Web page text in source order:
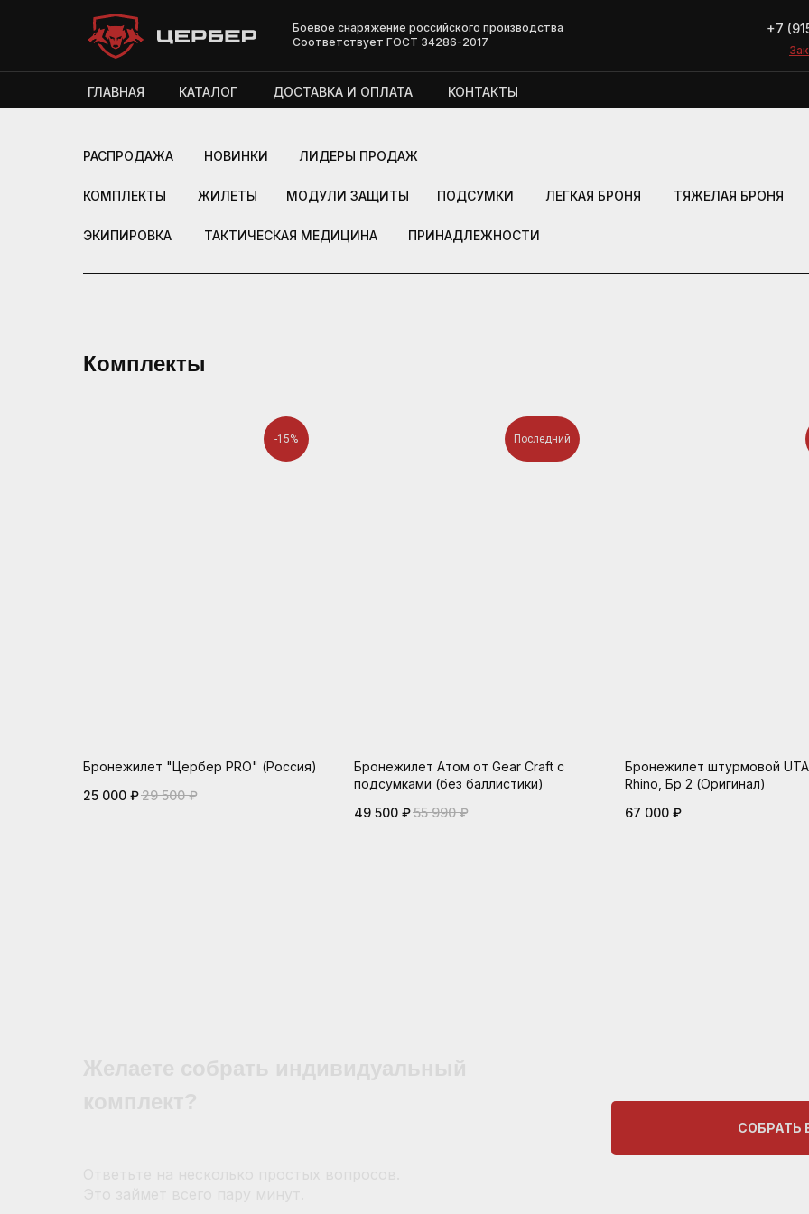
Боевое снаряжение российского производства
Соответствует ГОСТ 34286-2017
ГЛАВНАЯ КАТАЛОГ КОНТАКТЫ
ДОСТАВКА И ОПЛАТА
+7
ТЯЖЕЛАЯ БРОНЯ
ПРИНАДЛЕЖНОСТИ
ТАКТИЧЕСКАЯ МЕДИЦИНА
ЭКИПИРОВКА
ЛЕГКАЯ БРОНЯ
ПОДСУМКИ
МОДУЛИ ЗАЩИТЫ
ЖИЛЕТЫ
КОМПЛЕКТЫ
ЛИДЕРЫ ПРОДАЖ
НОВИНКИ
РАСПРОДАЖА
Комплекты
-15%
Бронежилет "Цербер PRO" (Россия)
25 000 ₽29 500 ₽
Последний
Бронежилет Атом от Gear Craft с
подсумками (без баллистики)
49 500 ₽55 990 ₽
Бронежилет штурмовой
Rhino, Бр 2 (Оригинал)
67 000 ₽
СОБРАТЬ